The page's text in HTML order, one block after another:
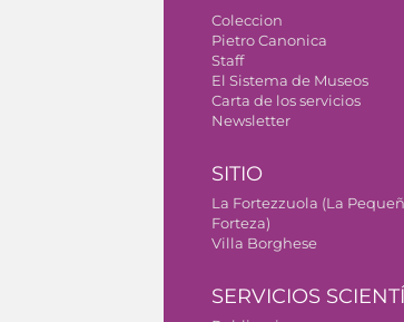
Coleccion
Pietro Canonica
Staff
El Sistema de Museos
Carta de los servicios
Newsletter
SITIO
La Fortezzuola (La
Forteza)
Villa Borghese
SERVICIOS